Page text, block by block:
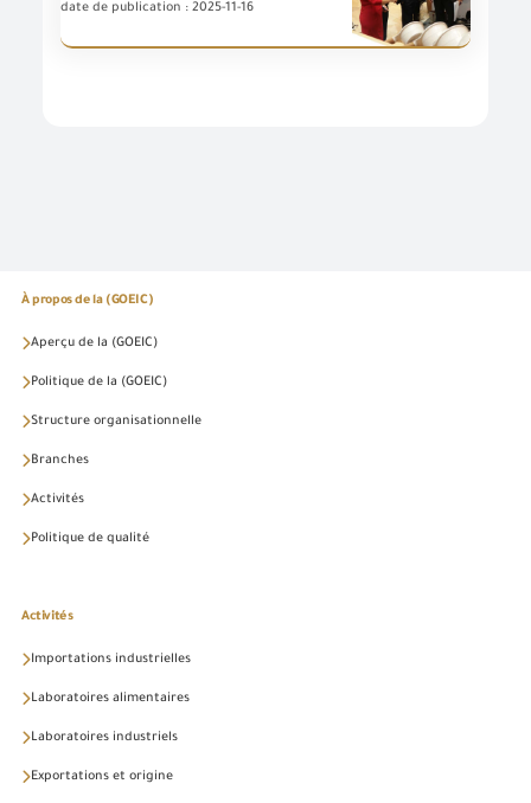
date de publication : 2025-11-16
À propos de la (GOEIC)
Aperçu de la (GOEIC)
Politique de la (GOEIC)
Structure organisationnelle
Branches
Activités
Politique de qualité
Activités
Importations industrielles
Laboratoires alimentaires
Laboratoires industriels
Exportations et origine